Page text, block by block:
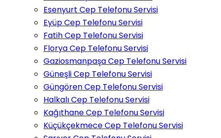
Esenyurt Cep Telefonu Servisi
Eyüp Cep Telefonu Servisi
Fatih Cep Telefonu Servisi
Florya Cep Telefonu Servisi
Gaziosmanpaşa Cep Telefonu Servisi
Güneşli Cep Telefonu Servisi
Güngören Cep Telefonu Servisi
Halkalı Cep Telefonu Servisi
Kağıthane Cep Telefonu Servisi
Küçükçekmece Cep Telefonu Servisi